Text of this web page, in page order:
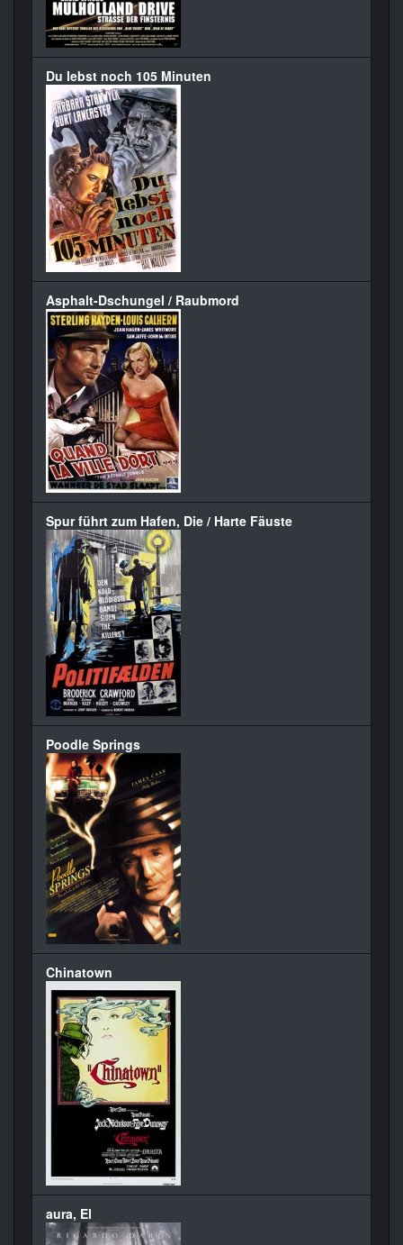
Du lebst noch 105 Minuten
Asphalt-Dschungel / Raubmord
Spur führt zum Hafen, Die / Harte Fäuste
Poodle Springs
Chinatown
aura, El